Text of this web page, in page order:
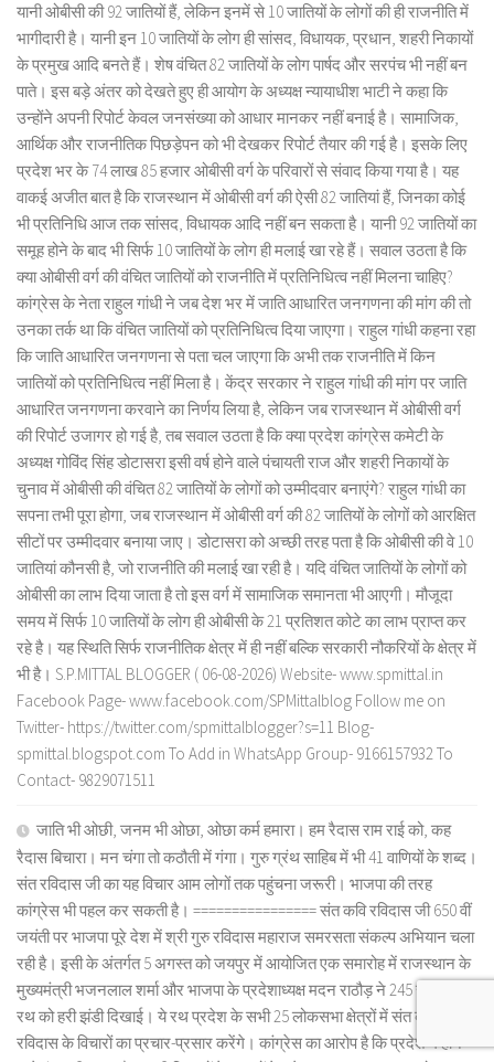
यानी ओबीसी की 92 जातियों हैं, लेकिन इनमें से 10 जातियों के लोगों की ही राजनीति में
भागीदारी है। यानी इन 10 जातियों के लोग ही सांसद, विधायक, प्रधान, शहरी निकायों
के प्रमुख आदि बनते हैं। शेष वंचित 82 जातियों के लोग पार्षद और सरपंच भी नहीं बन
पाते। इस बड़े अंतर को देखते हुए ही आयोग के अध्यक्ष न्यायाधीश भाटी ने कहा कि
उन्होंने अपनी रिपोर्ट केवल जनसंख्या को आधार मानकर नहीं बनाई है। सामाजिक,
आर्थिक और राजनीतिक पिछड़ेपन को भी देखकर रिपोर्ट तैयार की गई है। इसके लिए
प्रदेश भर के 74 लाख 85 हजार ओबीसी वर्ग के परिवारों से संवाद किया गया है। यह
वाकई अजीत बात है कि राजस्थान में ओबीसी वर्ग की ऐसी 82 जातियां हैं, जिनका कोई
भी प्रतिनिधि आज तक सांसद, विधायक आदि नहीं बन सकता है। यानी 92 जातियों का
समूह होने के बाद भी सिर्फ 10 जातियों के लोग ही मलाई खा रहे हैं। सवाल उठता है कि
क्या ओबीसी वर्ग की वंचित जातियों को राजनीति में प्रतिनिधित्व नहीं मिलना चाहिए?
कांग्रेस के नेता राहुल गांधी ने जब देश भर में जाति आधारित जनगणना की मांग की तो
उनका तर्क था कि वंचित जातियों को प्रतिनिधित्व दिया जाएगा। राहुल गांधी कहना रहा
कि जाति आधारित जनगणना से पता चल जाएगा कि अभी तक राजनीति में किन
जातियों को प्रतिनिधित्व नहीं मिला है। केंद्र सरकार ने राहुल गांधी की मांग पर जाति
आधारित जनगणना करवाने का निर्णय लिया है, लेकिन जब राजस्थान में ओबीसी वर्ग
की रिपोर्ट उजागर हो गई है, तब सवाल उठता है कि क्या प्रदेश कांग्रेस कमेटी के
अध्यक्ष गोविंद सिंह डोटासरा इसी वर्ष होने वाले पंचायती राज और शहरी निकायों के
चुनाव में ओबीसी की वंचित 82 जातियों के लोगों को उम्मीदवार बनाएंगे? राहुल गांधी का
सपना तभी पूरा होगा, जब राजस्थान में ओबीसी वर्ग की 82 जातियों के लोगों को आरक्षित
सीटों पर उम्मीदवार बनाया जाए। डोटासरा को अच्छी तरह पता है कि ओबीसी की वे 10
जातियां कौनसी है, जो राजनीति की मलाई खा रही है। यदि वंचित जातियों के लोगों को
ओबीसी का लाभ दिया जाता है तो इस वर्ग में सामाजिक समानता भी आएगी। मौजूदा
समय में सिर्फ 10 जातियों के लोग ही ओबीसी के 21 प्रतिशत कोटे का लाभ प्राप्त कर
रहे है। यह स्थिति सिर्फ राजनीतिक क्षेत्र में ही नहीं बल्कि सरकारी नौकरियों के क्षेत्र में
भी है। S.P.MITTAL BLOGGER ( 06-08-2026) Website- www.spmittal.in
Facebook Page- www.facebook.com/SPMittalblog Follow me on
Twitter- https://twitter.com/spmittalblogger?s=11 Blog-
spmittal.blogspot.com To Add in WhatsApp Group- 9166157932 To
Contact- 9829071511
जाति भी ओछी, जनम भी ओछा, ओछा कर्म हमारा। हम रैदास राम राई को, कह
रैदास बिचारा। मन चंगा तो कठौती में गंगा। गुरु ग्रंथ साहिब में भी 41 वाणियों के शब्द।
संत रविदास जी का यह विचार आम लोगों तक पहुंचना जरूरी। भाजपा की तरह
कांग्रेस भी पहल कर सकती है। ================ संत कवि रविदास जी 650 वीं
जयंती पर भाजपा पूरे देश में श्री गुरु रविदास महाराज समरसता संकल्प अभियान चला
रही है। इसी के अंतर्गत 5 अगस्त को जयपुर में आयोजित एक समारोह में राजस्थान के
मुख्यमंत्री भजनलाल शर्मा और भाजपा के प्रदेशाध्यक्ष मदन राठौड़ ने 245 रज कलश
रथ को हरी झंडी दिखाई। ये रथ प्रदेश के सभी 25 लोकसभा क्षेत्रों में संत कवि
रविदास के विचारों का प्रचार-प्रसार करेंगे। कांग्रेस का आरोप है कि प्रदेश में होने